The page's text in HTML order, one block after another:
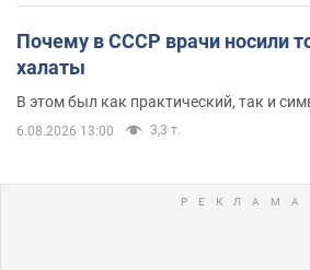
Почему в СССР врачи носили
халаты
В этом был как практический, так и
6.08.2026 13:00 3,3 т.